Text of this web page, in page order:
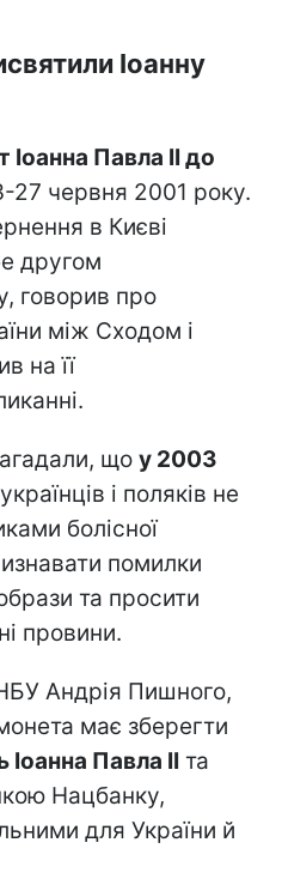
Іоанну
Іоанна Павла II до
27 червня 2001 року.
в Києві
другом
говорив про
між Сходом і
на її
що у 2003
і поляків не
болісної
помилки
та просити
провини.
Андрія Пишного,
має зберегти
Іоанна Павла II та
Нацбанку,
для України й